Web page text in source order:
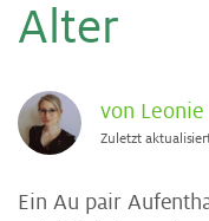
Al­ter
von Leonie
Zuletzt
Ein Au pair